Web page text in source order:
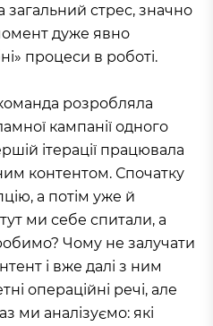
загальний стрес, значно
дуже явно
процеси в роботі.
розробляла
кампанії одного
ітерації працювала
контентом. Спочатку
а потім уже й
ми себе спитали, а
Чому не залучати
і вже далі з ним
операційні речі, але
ми аналізуємо: які